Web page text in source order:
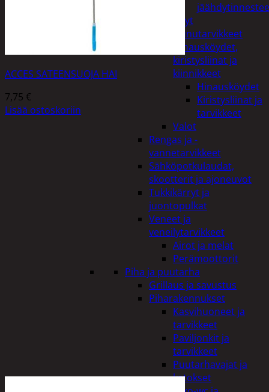
Öljyt
Perävaunutarvikkeet
Hinausköydet,
kiristysliinat ja
kiinnikkeet
Hinausköydet
Kiristysliinat ja
tarvikkeet
Valot
Rengas ja -
vannetarvikkeet
Sähköpotkulaudat,
skootterit ja ajoneuvot
Tukkikärryt ja
juontopulkat
Veneet ja
veneilytarvikkeet
Airot ja melat
Perämoottorit
Piha ja puutarha
Grillaus ja savustus
Piharakennukset
Kasvihuoneet ja
tarvikkeet
Paviljonkit ja
tarvikkeet
Puutarhavajat ja
katokset
ACCES SATEENSUOJA HAI
7,75 €
Lisää ostoskoriin